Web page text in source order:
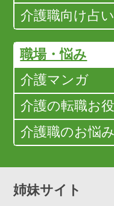
介護職向け占い
職場・悩み
介護マンガ
介護の転職お
介護職のお悩み
姉妹サイト